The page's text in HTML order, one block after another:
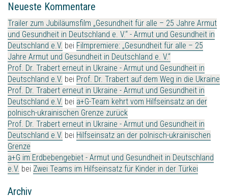
Neueste Kommentare
Trailer zum Jubiläumsfilm „Gesundheit für alle – 25 Jahre Armut
und Gesundheit in Deutschland e. V.“ - Armut und Gesundheit in
Deutschland e.V. bei Filmpremiere: „Gesundheit für alle – 25
Jahre Armut und Gesundheit in Deutschland e. V.“
Prof. Dr. Trabert erneut in Ukraine - Armut und Gesundheit in
Deutschland e.V. bei Prof. Dr. Trabert auf dem Weg in die Ukraine
Prof. Dr. Trabert erneut in Ukraine - Armut und Gesundheit in
Deutschland e.V. bei a+G-Team kehrt vom Hilfseinsatz an der
polnisch-ukrainischen Grenze zurück
Prof. Dr. Trabert erneut in Ukraine - Armut und Gesundheit in
Deutschland e.V. bei Hilfseinsatz an der polnisch-ukrainischen
Grenze
a+G im Erdbebengebiet - Armut und Gesundheit in Deutschland
e.V. bei Zwei Teams im Hilfseinsatz für Kinder in der Türkei
Archiv